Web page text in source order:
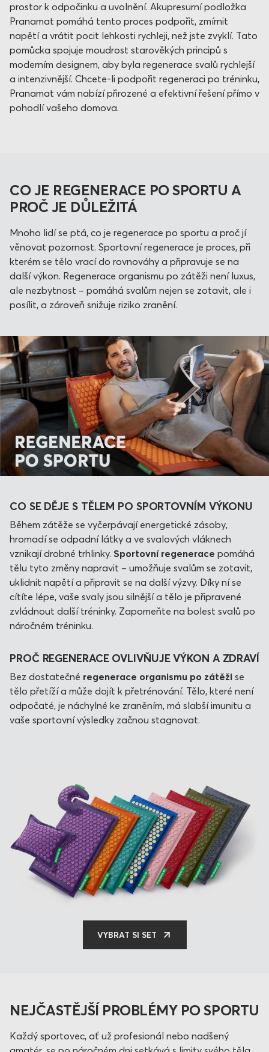
prostor k odpočinku a uvolnění. Akupresurní podložka
Pranamat pomáhá tento proces podpořit, zmírnit
napětí a vrátit pocit lehkosti rychleji, než jste zvyklí. Tato
pomůcka spojuje moudrost starověkých principů s
moderním designem, aby byla regenerace svalů rychlejší
a intenzivnější. Chcete-li podpořit regeneraci po tréninku,
Pranamat vám nabízí přirozené a efektivní řešení přímo v
pohodlí vašeho domova.
CO JE REGENERACE PO SPORTU A
PROČ JE DŮLEŽITÁ
Mnoho lidí se ptá, co je regenerace po sportu a proč jí
věnovat pozornost. Sportovní regenerace je proces, při
kterém se tělo vrací do rovnováhy a připravuje se na
další výkon. Regenerace organismu po zátěži není luxus,
ale nezbytnost – pomáhá svalům nejen se zotavit, ale i
posílit, a zároveň snižuje riziko zranění.
CO SE DĚJE S TĚLEM PO SPORTOVNÍM VÝKONU
Během zátěže se vyčerpávají energetické zásoby,
hromadí se odpadní látky a ve svalových vláknech
vznikají drobné trhlinky. Sportovní regenerace pomáhá
tělu tyto změny napravit – umožňuje svalům se zotavit,
uklidnit napětí a připravit se na další výzvy. Díky ní se
cítíte lépe, vaše svaly jsou silnější a tělo je připravené
zvládnout další tréninky. Zapomeňte na bolest svalů po
náročném tréninku.
PROČ REGENERACE OVLIVŇUJE VÝKON A ZDRAVÍ
Bez dostatečné regenerace organismu po zátěži se
tělo přetíží a může dojít k přetrénování. Tělo, které není
odpočaté, je náchylné ke zraněním, má slabší imunitu a
vaše sportovní výsledky začnou stagnovat.
VYBRAT SI SET
NEJČASTĚJŠÍ PROBLÉMY PO SPORTU
Každý sportovec, ať už profesionál nebo nadšený